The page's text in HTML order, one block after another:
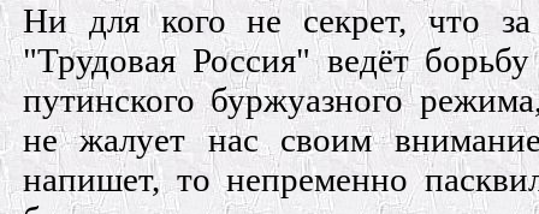
Ни для кого не секрет, что за
"Трудовая Россия" ведёт
путинского буржуазного
не жалует нас своим
напишет, то непременно